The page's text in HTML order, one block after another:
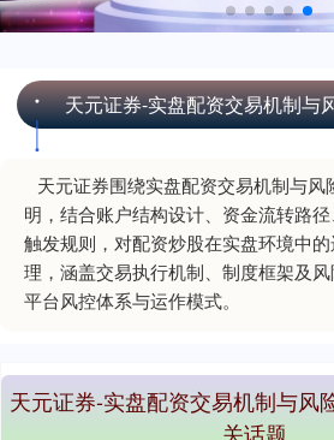
天元证券-实盘配资交易机制与
天元证券围绕实盘配资交易机制与
明，结合账户结构设计、资金流转路
触发规则，对配资炒股在实盘环境中
理，涵盖交易执行机制、制度框架及
平台风控体系与运作模式。
天元证券-实盘配资交易机制与风
关话题